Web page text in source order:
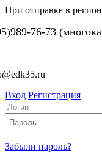
При отправке в
76-73
Вход Регистрация
Забыли пароль?